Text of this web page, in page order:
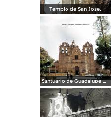
Templo de San Jose.
Santuario de Guadalupe Guadalajara, Jalisco 1961.